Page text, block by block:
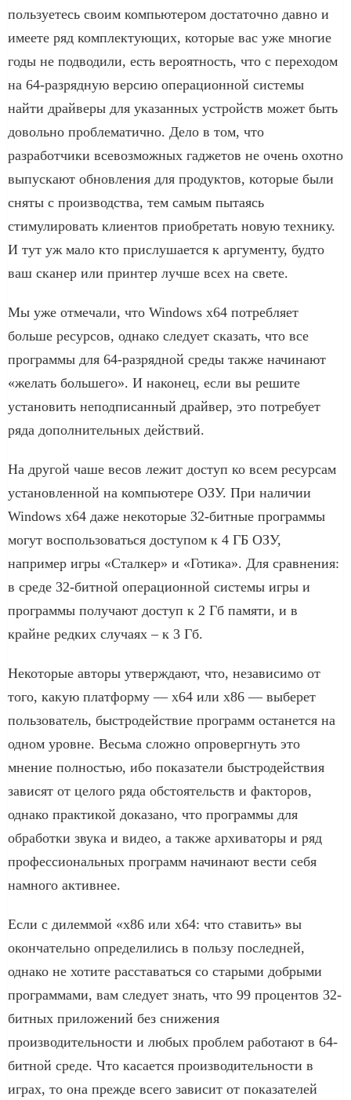
пользуетесь своим компьютером достаточно давно и
имеете ряд комплектующих, которые вас уже многие
годы не подводили, есть вероятность, что с переходом
на 64-разрядную версию операционной системы
найти драйверы для указанных устройств может быть
довольно проблематично. Дело в том, что
разработчики всевозможных гаджетов не очень охотно
выпускают обновления для продуктов, которые были
сняты с производства, тем самым пытаясь
стимулировать клиентов приобретать новую технику.
И тут уж мало кто прислушается к аргументу, будто
ваш сканер или принтер лучше всех на свете.
Мы уже отмечали, что Windows x64 потребляет
больше ресурсов, однако следует сказать, что все
программы для 64-разрядной среды также начинают
«желать большего». И наконец, если вы решите
установить неподписанный драйвер, это потребует
ряда дополнительных действий.
На другой чаше весов лежит доступ ко всем ресурсам
установленной на компьютере ОЗУ. При наличии
Windows x64 даже некоторые 32-битные программы
могут воспользоваться доступом к 4 ГБ ОЗУ,
например игры «Сталкер» и «Готика». Для сравнения:
в среде 32-битной операционной системы игры и
программы получают доступ к 2 Гб памяти, и в
крайне редких случаях – к 3 Гб.
Некоторые авторы утверждают, что, независимо от
того, какую платформу — x64 или x86 — выберет
пользователь, быстродействие программ останется на
одном уровне. Весьма сложно опровергнуть это
мнение полностью, ибо показатели быстродействия
зависят от целого ряда обстоятельств и факторов,
однако практикой доказано, что программы для
обработки звука и видео, а также архиваторы и ряд
профессиональных программ начинают вести себя
намного активнее.
Если с дилеммой «x86 или x64: что ставить» вы
окончательно определились в пользу последней,
однако не хотите расставаться со старыми добрыми
программами, вам следует знать, что 99 процентов 32-
битных приложений без снижения
производительности и любых проблем работают в 64-
битной среде. Что касается производительности в
играх, то она прежде всего зависит от показателей